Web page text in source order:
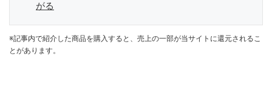
がる
※記事内で紹介した商品を購入すると、売上の一部が当サイトに還元されるこ
とがあります。